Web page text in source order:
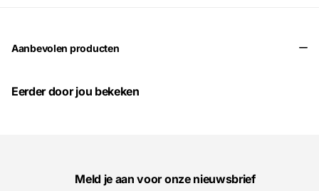
Aanbevolen producten
Eerder door jou bekeken
Meld je aan voor onze nieuwsbrief